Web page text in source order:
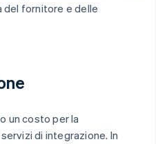
del fornitore e delle
un costo per la
di integrazione. In